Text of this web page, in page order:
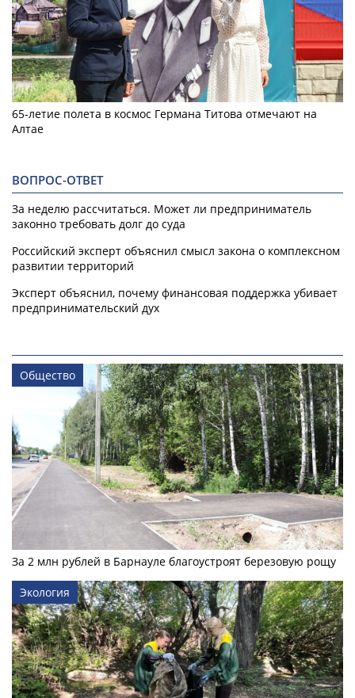
65-летие полета в космос Германа Титова отмечают на
Алтае
ВОПРОС-ОТВЕТ
За неделю рассчитаться. Может ли предприниматель
законно требовать долг до суда
Российский эксперт объяснил смысл закона о комплексном
развитии территорий
Эксперт объяснил, почему финансовая поддержка убивает
предпринимательский дух
Общество
За 2 млн рублей в Барнауле благоустроят березовую рощу
Экология